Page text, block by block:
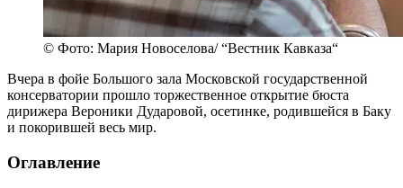
© Фото: Мария Новоселова/ “Вестник Кавказа“
Вчера в фойе Большого зала Московской государственной
консерватории прошло торжественное открытие бюста
дирижера Вероники Дударовой, осетинке, родившейся в Баку
и покорившей весь мир.
Оглавление